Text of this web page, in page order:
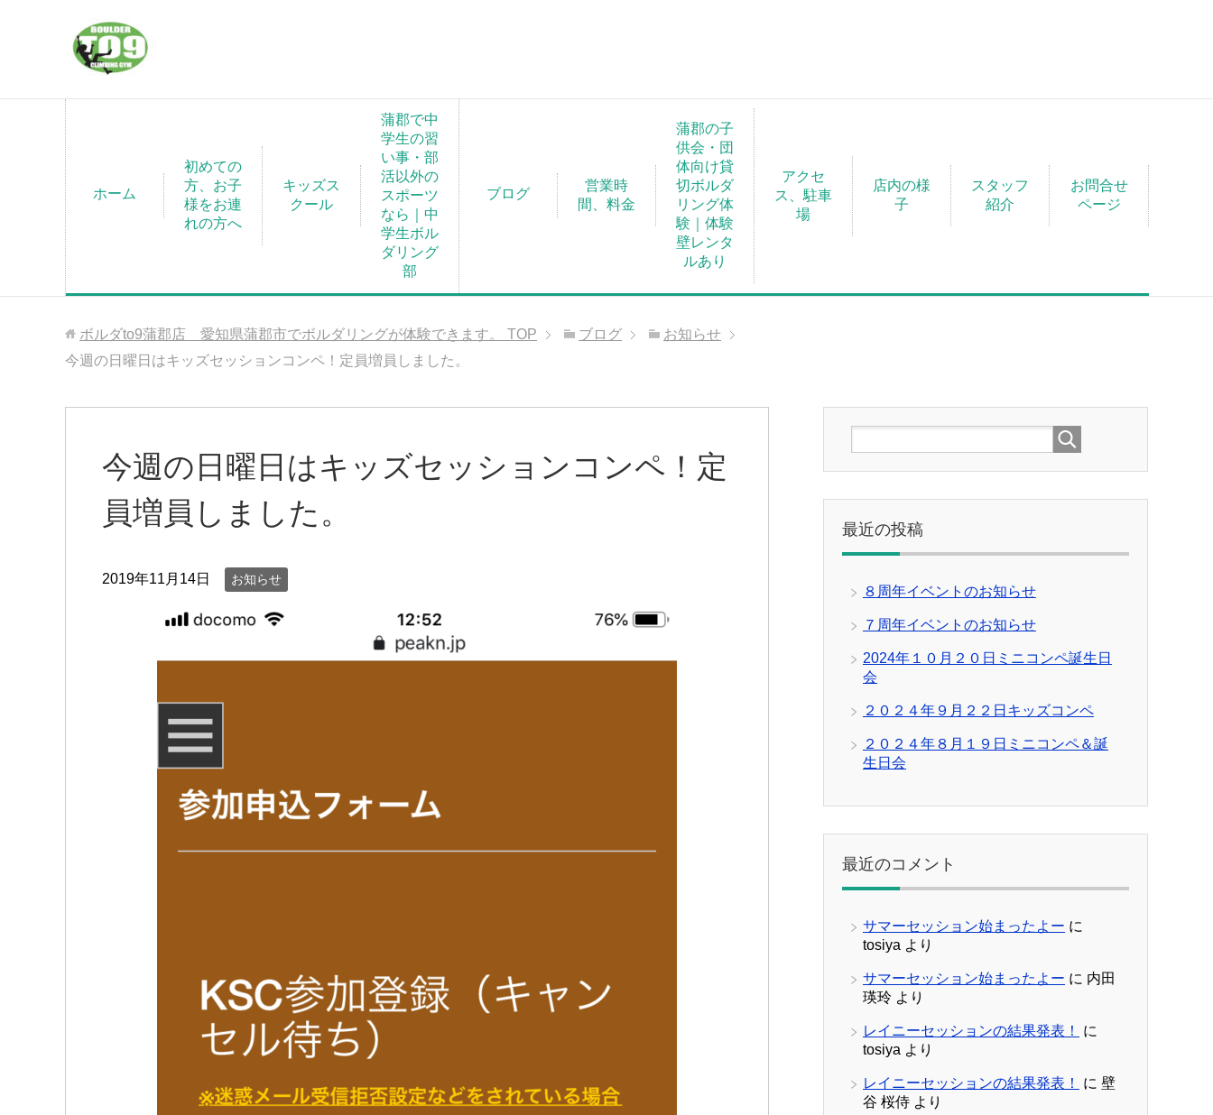
ホーム
初めての
方、お子
様をお連
れの方へ
キッズス
クール
蒲郡で中
学生の習
い事・部
活以外の
スポーツ
なら｜中
学生ボル
ダリング
部
ブログ
営業時
間、料金
蒲郡の子
供会・団
体向け貸
切ボルダ
リング体
験｜体験
壁レンタ
ルあり
アクセ
ス、駐車
場
店内の様
子
スタッフ
紹介
お問合せ
ページ
ボルダto9蒲郡店 愛知県蒲郡市でボルダリングが体験できます。 TOP ブログ
お知らせ
今週の日曜日はキッズセッションコンペ！定員増員しました。
今週の日曜日はキッズセッションコンペ！定
員増員しました。
2019年11月14日 お知らせ
最近の投稿
８周年イベントのお知らせ
７周年イベントのお知らせ
2024年１０月２０日ミニコンペ誕生日
会
２０２４年９月２２日キッズコンペ
２０２４年８月１９日ミニコンペ＆誕
生日会
最近のコメント
サマーセッション始まったよー に
tosiya より
サマーセッション始まったよー に 内田
瑛玲 より
レイニーセッションの結果発表！
に
tosiya より
レイニーセッションの結果発表！ に 壁
谷 桜侍 より